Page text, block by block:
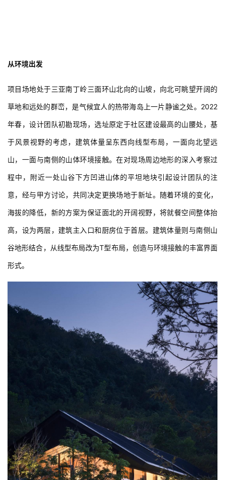
从环境出发
草地和远处的群峦，是气候宜人的热带海岛上一片静谧之处。2022
年春，设计团队初勘现场，选址原定于社区建设最高的山腰处，基
于风景视野的考虑，建筑体量呈东西向线型布局，一面向北望远
山，一面与南侧的山体环境接触。在对现场周边地形的深入考察过
程中，附近一处山谷下方凹进山体的平坦地块引起设计团队的注
意，经与甲方讨论，共同决定更换场地于新址。随着环境的变化，
海拔的降低，新的方案为保证面北的开阔视野，将就餐空间整体抬
高，设为两层，建筑主入口和厨房位于首层。建筑体量则与南侧山
谷地形结合，从线型布局改为T型布局，创造与环境接触的丰富界面
形式。